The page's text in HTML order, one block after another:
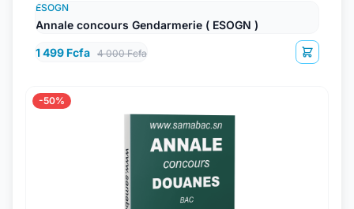
ESOGN
Annale concours Gendarmerie ( ESOGN )
1 499 Fcfa 4 000 Fcfa
-50%